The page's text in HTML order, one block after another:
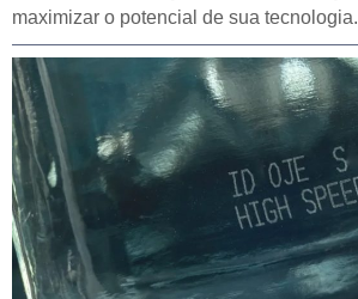
maximizar o potencial de sua tecnologia.